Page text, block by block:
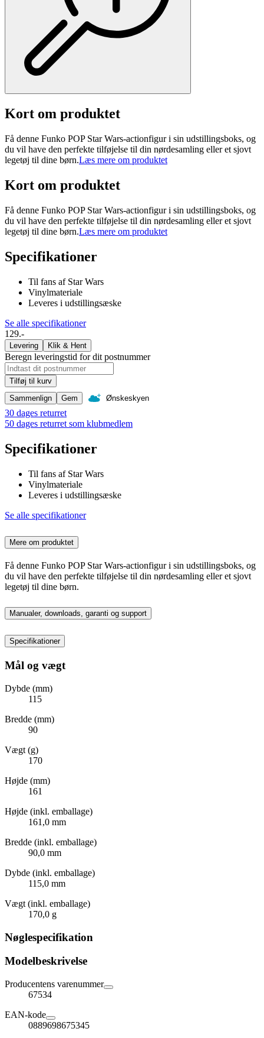
Kort om produktet
Få denne Funko POP Star Wars-actionfigur i sin udstillingsboks, og
du vil have den perfekte tilføjelse til din nørdesamling eller et sjovt
legetøj til dine børn.Læs mere om produktet
Kort om produktet
Få denne Funko POP Star Wars-actionfigur i sin udstillingsboks, og
du vil have den perfekte tilføjelse til din nørdesamling eller et sjovt
legetøj til dine børn.Læs mere om produktet
Specifikationer
Til fans af Star Wars
Vinylmateriale
Leveres i udstillingsæske
Se alle specifikationer
129.-
Levering Klik & Hent
Beregn leveringstid for dit postnummer
Tilføj til kurv
Sammenlign
Gem Ønskeskyen
30 dages returret
50 dages returret som klubmedlem
Specifikationer
Til fans af Star Wars
Vinylmateriale
Leveres i udstillingsæske
Se alle specifikationer
Mere om produktet
Få denne Funko POP Star Wars-actionfigur i sin udstillingsboks, og
du vil have den perfekte tilføjelse til din nørdesamling eller et sjovt
legetøj til dine børn.
Manualer, downloads, garanti og support
Specifikationer
Mål og vægt
Dybde (mm)
115
Bredde (mm)
90
Vægt (g)
170
Højde (mm)
161
Højde (inkl. emballage)
161,0 mm
Bredde (inkl. emballage)
90,0 mm
Dybde (inkl. emballage)
115,0 mm
Vægt (inkl. emballage)
170,0 g
Nøglespecifikation
Modelbeskrivelse
Producentens varenummer
67534
EAN-kode
0889698675345